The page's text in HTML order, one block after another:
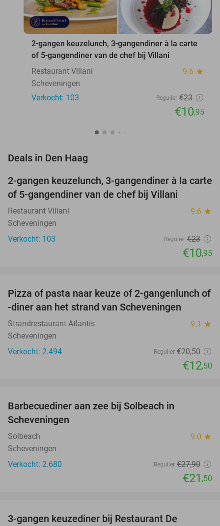
2-gangen keuzelunch, 3-gangendiner à la carte
of 5-gangendiner van de chef bij Villani
Restaurant Villani
9.6 star
Scheveningen
Verkocht: 103
Regulier €23
€10,95
Deals in Den Haag
52%
2-gangen keuzelunch, 3-gangendiner à la carte
of 5-gangendiner van de chef bij Villani
Restaurant Villani 9.6 star
Scheveningen
Verkocht: 103
Regulier €23
€10,95
39%
Pizza of pasta naar keuze of 2-gangenlunch of
-diner aan het strand van Scheveningen
Strandrestaurant Atlantis 9.1 star
Scheveningen
Verkocht: 2.494
Regulier €20,50
€12,50
Barbecuediner aan zee bij Solbeach in
Scheveningen
Solbeach 9.0 star
Scheveningen
Verkocht: 2.680
Regulier €27,90
€21 ,50
3-gangen keuzediner bij Restaurant De